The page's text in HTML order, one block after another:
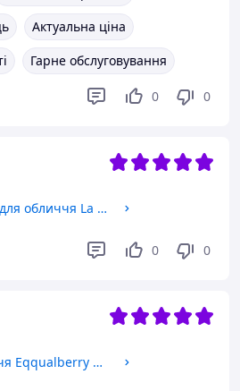
Актуальна ціна
Гарне обслуговування
0 0
Сонцезахисний засіб для обличчя La Roche-Posay Anthelios Age Correct SPF 50+
0 0
Сироватка для обличчя Eqqualberry Bakuchiol Plumping Serum, 30 мл